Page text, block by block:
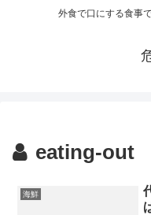
外食で口にする食事
eating-out
海鮮